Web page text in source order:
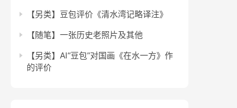
【另类】豆包评价《清水湾记略译注》
【随笔】一张历史老照片及其他
【另类】AI“豆包”对国画《在水一方》作
的评价